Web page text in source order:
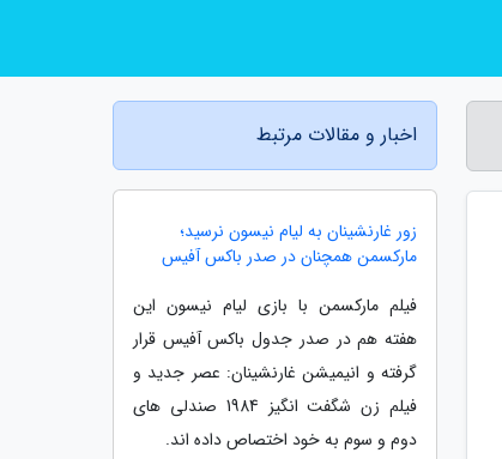
اخبار و مقالات مرتبط
زور غارنشینان به لیام نیسون نرسید؛
مارکسمن همچنان در صدر باکس آفیس
فیلم مارکسمن با بازی لیام نیسون این
هفته هم در صدر جدول باکس آفیس قرار
گرفته و انیمیشن غارنشینان: عصر جدید و
فیلم زن شگفت انگیز 1984 صندلی های
دوم و سوم به خود اختصاص داده اند.